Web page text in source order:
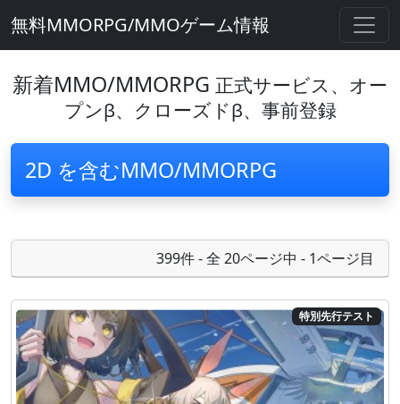
無料MMORPG/MMOゲーム情報
新着MMO/MMORPG 正式サービス、オー
プンβ、クローズドβ、事前登録
2D を含むMMO/MMORPG
399件 - 全 20ページ中 - 1ページ目
特別先行テスト